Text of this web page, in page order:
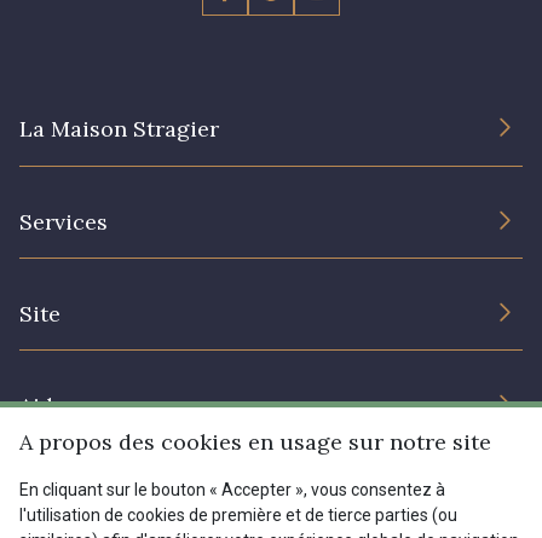
La Maison Stragier
Services
Site
Prix réduits
Aide
Livraison : France, Belgique, International
Retours & réclamations
Menu
A propos des cookies en usage sur notre site
En cliquant sur le bouton « Accepter », vous consentez à
l'utilisation de cookies de première et de tierce parties (ou